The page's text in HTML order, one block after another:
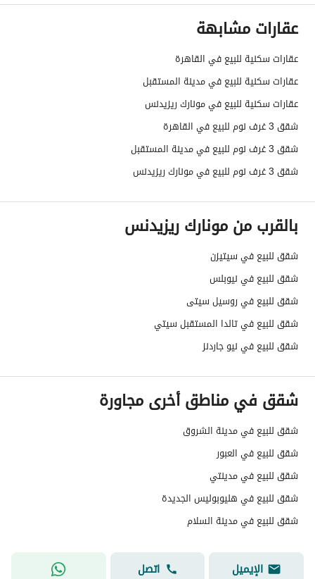
عقارات مشابهة
عقارات سكنية للبيع في القاهرة
عقارات سكنية للبيع في مدينة المستقبل
عقارات سكنية للبيع في مونارك ريزيدنس
شقق 3 غرف نوم للبيع في القاهرة
شقق 3 غرف نوم للبيع في مدينة المستقبل
شقق 3 غرف نوم للبيع في مونارك ريزيدنس
بالقرب من مونارك ريزيدنس
شقق للبيع في سيتيزن
شقق للبيع في نيوبلس
شقق للبيع في روسيل سيتى
شقق للبيع في تالدا المستقبل سيتي
شقق للبيع في نيو جاردنز
شقق في مناطق أخرى مجاورة
شقق للبيع في مدينة الشروق
شقق للبيع في العبور
شقق للبيع في مدينتي
شقق للبيع في هليوبوليس الجديدة
شقق للبيع في مدينة السلام
الإيميل اتصل